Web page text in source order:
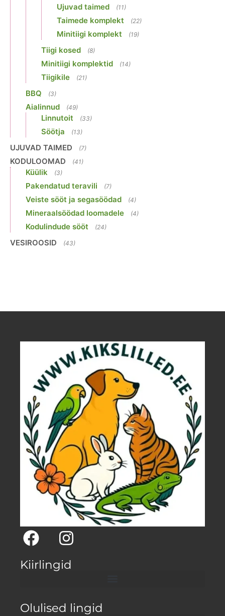
Ujuvad taimed (11)
Taimede komplekt (22)
Minitiigi komplekt (19)
Tiigi kosed (8)
Minitiigi komplektid (14)
Tiigikile (21)
BBQ (3)
Aialinnud (49)
Linnutoit (33)
Söötja (13)
UJUVAD TAIMED (7)
KODULOOMAD (41)
Küülik (3)
Pakendatud teravili (7)
Veiste sööt ja segasöödad (4)
Mineraalsöödad loomadele (4)
Kodulindude sööt (24)
VESIROOSID (43)
Kiirlingid
Olulised lingid